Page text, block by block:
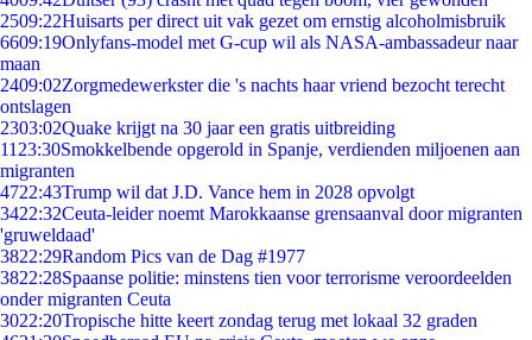
2509:22Huisarts per direct uit vak gezet om ernstig alcoholmisbruik
6609:19Onlyfans-model met G-cup wil als NASA-ambassadeur naar
maan
2409:02Zorgmedewerkster die 's nachts haar vriend bezocht terecht
ontslagen
2303:02Quake krijgt na 30 jaar een gratis uitbreiding
11 23:30Smokkelbende opgerold in Spanje, verdienden miljoenen aan
migranten
4722:43Trump wil dat J.D. Vance hem in 2028 opvolgt
3422:32Ceuta-leider noemt Marokkaanse grensaanval door migranten
'gruweldaad'
3822:29Random Pics van de Dag #1977
3822:28Spaanse politie: minstens tien voor terrorisme veroordeelden
onder migranten Ceuta
3022:20Tropische hitte keert zondag terug met lokaal 32 graden